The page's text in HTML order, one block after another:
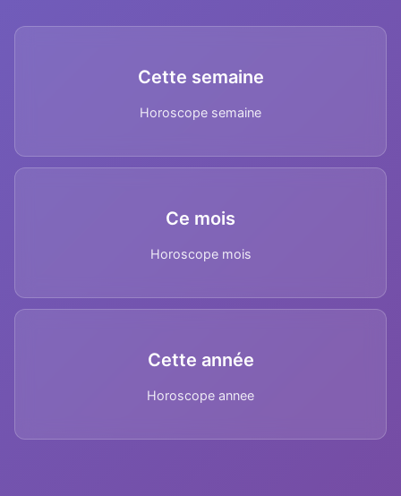
Cette semaine
Horoscope semaine
Ce mois
Horoscope mois
Cette année
Horoscope annee